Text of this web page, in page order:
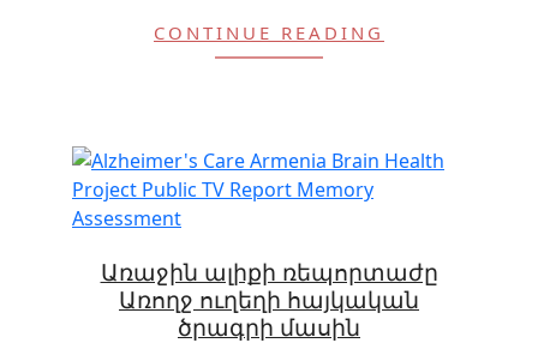
CONTINUE READING
Առաջին ալիքի ռեպորտաժը
Առողջ ուղեղի հայկական
ծրագրի մասին